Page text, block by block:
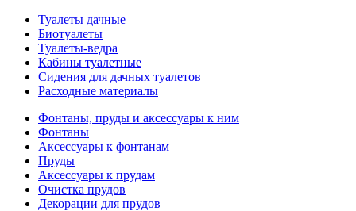
Туалеты дачные
Биотуалеты
Туалеты-ведра
Кабины туалетные
Сидения для дачных туалетов
Расходные материалы
Фонтаны, пруды и аксессуары к ним
Фонтаны
Аксессуары к фонтанам
Пруды
Аксессуары к прудам
Очистка прудов
Декорации для прудов